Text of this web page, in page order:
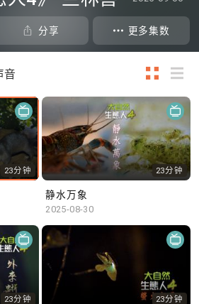
分享 更多集数
音
23分钟 23分钟
静水万象
2025-08-30
23分钟 23分钟